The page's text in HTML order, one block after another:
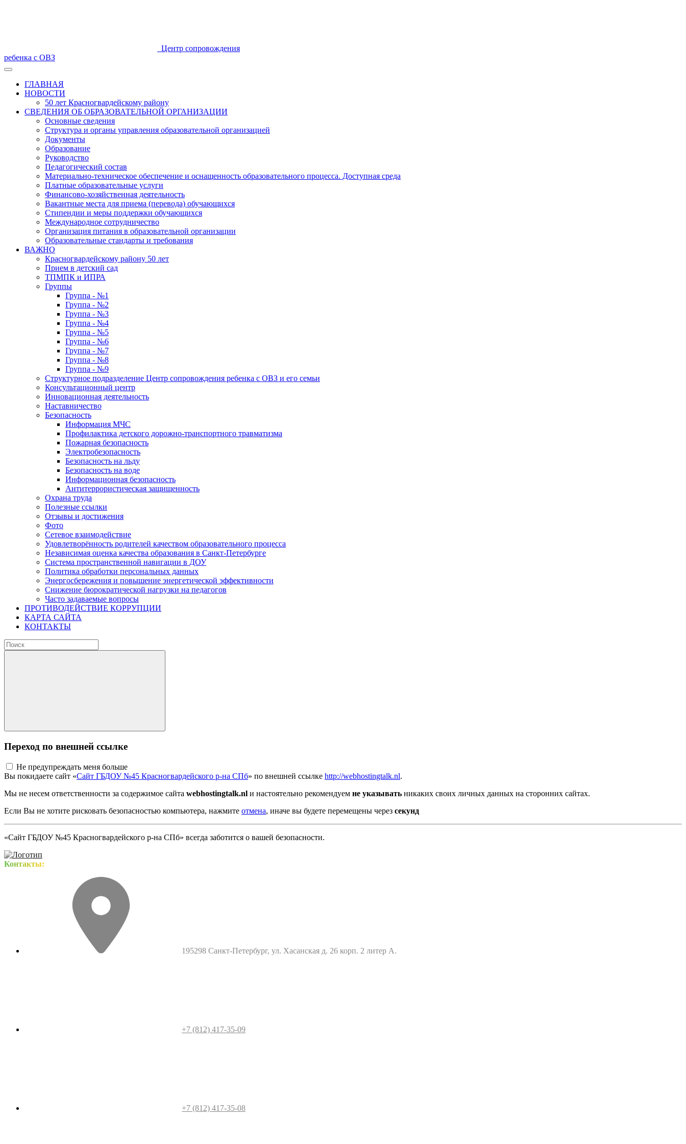
Центр сопровождения
ребенка с ОВЗ
ГЛАВНАЯ
НОВОСТИ
50 лет Красногвардейскому району
СВЕДЕНИЯ ОБ ОБРАЗОВАТЕЛЬНОЙ ОРГАНИЗАЦИИ
Основные сведения
Структура и органы управления образовательной организацией
Документы
Образование
Руководство
Педагогический состав
Материально-техническое обеспечение и оснащенность образовательного процесса. Доступная среда
Платные образовательные услуги
Финансово-хозяйственная деятельность
Вакантные места для приема (перевода) обучающихся
Стипендии и меры поддержки обучающихся
Международное сотрудничество
Организация питания в образовательной организации
Образовательные стандарты и требования
ВАЖНО
Красногвардейскому району 50 лет
Прием в детский сад
ТПМПК и ИПРА
Группы
Группа - №1
Группа - №2
Группа - №3
Группа - №4
Группа - №5
Группа - №6
Группа - №7
Группа - №8
Группа - №9
Структурное подразделение Центр сопровождения ребенка с ОВЗ и его семьи
Консультационный центр
Инновационная деятельность
Наставничество
Безопасность
Информация МЧС
Профилактика детского дорожно-транспортного травматизма
Пожарная безопасность
Электробезопасность
Безопасность на льду
Безопасность на воде
Информационная безопасность
Антитеррористическая защищенность
Охрана труда
Полезные ссылки
Отзывы и достижения
Фото
Сетевое взаимодействие
Удовлетворённость родителей качеством образовательного процесса
Независимая оценка качества образования в Санкт-Петербурге
Система пространственной навигации в ДОУ
Политика обработки персональных данных
Энергосбережения и повышение энергетической эффективности
Снижение бюрократической нагрузки на педагогов
Часто задаваемые вопросы
ПРОТИВОДЕЙСТВИЕ КОРРУПЦИИ
КАРТА САЙТА
КОНТАКТЫ
Переход по внешней ссылке
Не предупреждать меня больше
Вы покидаете сайт «Сайт ГБДОУ №45 Красногвардейского р-на СПб» по внешней ссылке http://webhostingtalk.nl.
Мы не несем ответственности за содержимое сайта webhostingtalk.nl и настоятельно рекомендуем не указывать никаких своих личных данных на сторонних сайтах.
Если Вы не хотите рисковать безопасностью компьютера, нажмите отмена, иначе вы будете перемещены через секунд
«Сайт ГБДОУ №45 Красногвардейского р-на СПб» всегда заботится о вашей безопасности.
Контакты:
195298 Санкт-Петербург, ул. Хасанская д. 26 корп. 2 литер А.
+7 (812) 417-35-09
+7 (812) 417-35-08